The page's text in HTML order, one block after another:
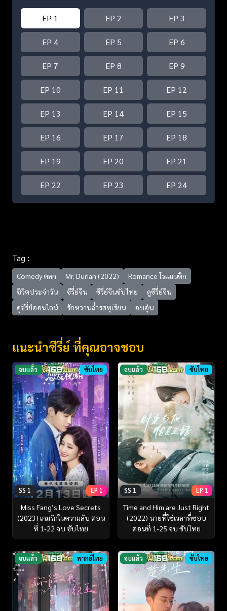
EP 1 EP 2 EP 3
EP 4 EP 5 EP 6
EP 7 EP 8 EP 9
EP 10 EP 11 EP 12
EP 13 EP 14 EP 15
EP 16 EP 17 EP 18
EP 19 EP 20 EP 21
EP 22 EP 23 EP 24
Tag :
Comedy ตลก Mr. Durian (2022)
Romance โรแมนติก
ชีวิตประจำวัน
ซีรี่ย์จีน ซีรี่ย์จีนซับไทย
ดูซีรี่ย์จีน
ดูซีรี่ย์ออนไลน์
รักหวานฉ่ำรสทุเรียน อบอุ่น
แนะนำซีรี่ย์ ที่คุณอาจชอบ
จบแล้ว ซับไทย
SS 1 EP 1
Miss Fang’s Love Secrets
(2023) เกมรักในความลับ ตอน
ที่ 1-22 จบ ซับไทย
จบแล้ว ซับไทย
SS 1 EP 1
Time and Him are Just Right
(2022) นายที่ใช่เวลาที่ชอบ
ตอนที่ 1-25 จบ ซับไทย
จบแล้ว พากย์ไทย จบแล้ว ซับไทย